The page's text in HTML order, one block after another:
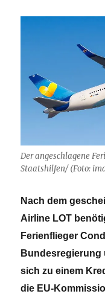
Der angeschlagene
Staatshilfen/ (Foto:
Nach dem
Airline LOT
Ferienflieger
Bundesregierung
sich zu einem
die EU-